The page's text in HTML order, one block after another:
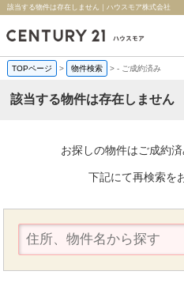
該当する物件は存在しません｜ハウスモア株式会社
TOPページ > 物件検索 >- ご成約済み
該当する物件は存在しません
お探しの物件はご成約済
下記にて再検索を